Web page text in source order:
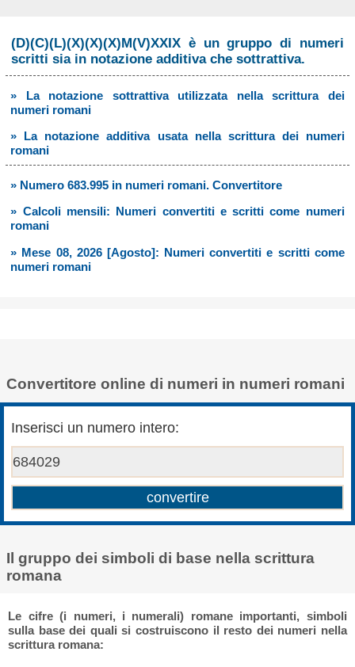
(D)(C)(L)(X)(X)(X)M(V)XXIX è un gruppo di numeri
scritti sia in notazione additiva che sottrattiva.
» La notazione sottrattiva utilizzata nella scrittura dei
numeri romani
» La notazione additiva usata nella scrittura dei numeri
romani
» Numero 683.995 in numeri romani. Convertitore
» Calcoli mensili: Numeri convertiti e scritti come numeri
romani
» Mese 08, 2026 [Agosto]: Numeri convertiti e scritti come
numeri romani
Convertitore online di numeri in numeri romani
Inserisci un numero intero:
Il gruppo dei simboli di base nella scrittura
romana
Le cifre (i numeri, i numerali) romane importanti, simboli
sulla base dei quali si costruiscono il resto dei numeri nella
scrittura romana: